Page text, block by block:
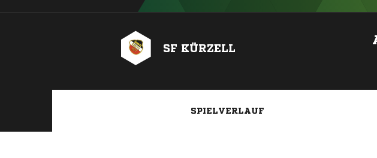
SF KÜRZELL
SPIELVERLAUF